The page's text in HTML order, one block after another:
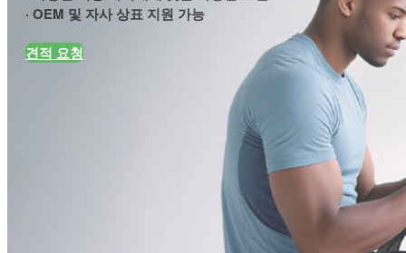
· OEM 및 자사 상표 지원 가능
견적 요청